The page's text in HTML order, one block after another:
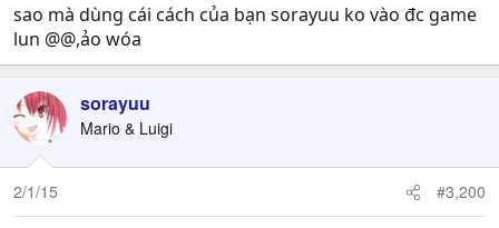
sao mà dùng cái cách của bạn sorayuu ko vào đc game
lun @@,ảo wóa
sorayuu
Mario & Luigi
2/1/15 #3,200